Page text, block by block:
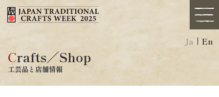
Ja En
Crafts／Shop
工芸品と店舗情報